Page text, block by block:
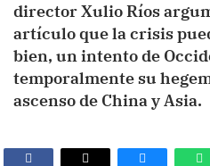
director Xulio Ríos
artículo que la crisis
bien, un intento de
temporalmente su
ascenso de China y Asia.